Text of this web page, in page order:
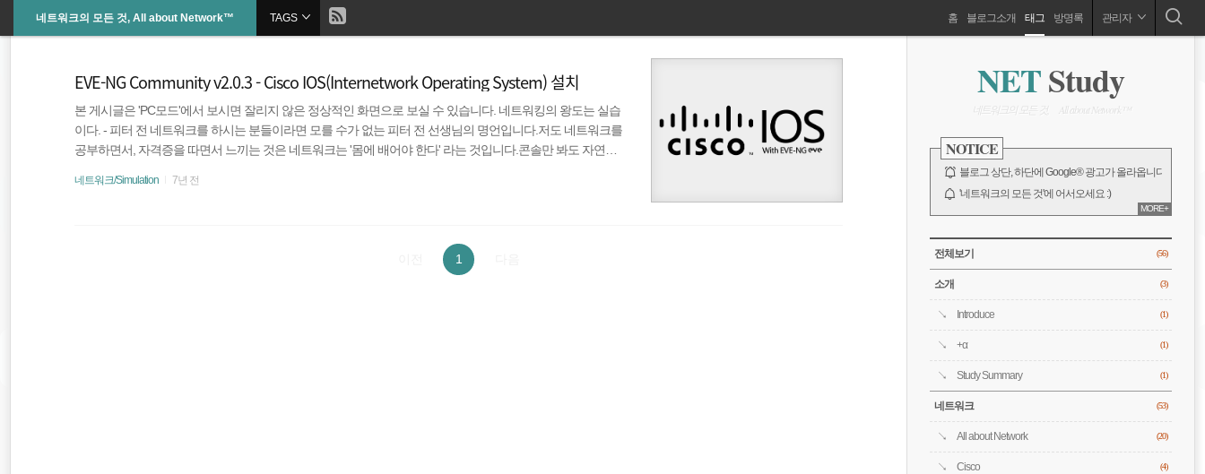
문
네트워크의 모든 것, All about Network™ 현
위
치
TAGS
션
홈 블로그소개 태그 방명록 관리자
EVE-NG Community v2.0.3 - Cisco IOS(Internetwork Operating System) 설치
본 게시글은 'PC모드'에서 보시면 잘리지 않은 정상적인 화면으로 보실 수 있습니다. 네트워킹의 왕도는 실습
이다. - 피터 전 네트워크를 하시는 분들이라면 모를 수가 없는 피터 전 선생님의 명언입니다.저도 네트워크를
공부하면서, 자격증을 따면서 느끼는 것은 네트워크는 '몸에 배어야 한다' 라는 것입니다.콘솔만 봐도 자연스
생각합니다.그 시뮬레이션 프로그램 가장 강력한 시뮬레이션인 EVE-NG IOS 설치 과정입니다. Cisco IOS란?
네트워크/Simulation 7년 전
1
NETStudy
네트워크의 모든 것, All about Network™
NOTICE
블로그 상단, 하단에 Google® 광고가 올라옵니다.
'네트워크의 모든 것'에 어서오세요 :)
전체 보기
MORE+
CATEGORY
전체보기 (56)
소개 (3)
Introduce (1)
+α (1)
Study Summary (1)
네트워크 (53)
All about Network (20)
Cisco (4)